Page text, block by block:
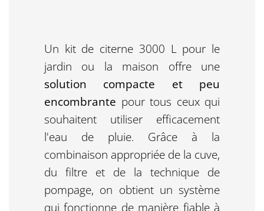
Un kit de citerne 3000 L pour le
jardin ou la maison offre une
solution compacte et peu
encombrante pour tous ceux qui
souhaitent utiliser efficacement
l'eau de pluie. Grâce à la
combinaison appropriée de la cuve,
du filtre et de la technique de
pompage, on obtient un système
qui fonctionne de manière fiable à